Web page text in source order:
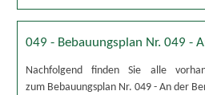
049 - Bebauungsplan Nr. 049 -
Nachfolgend finden Sie alle
zum Bebauungsplan Nr. 049 - An der